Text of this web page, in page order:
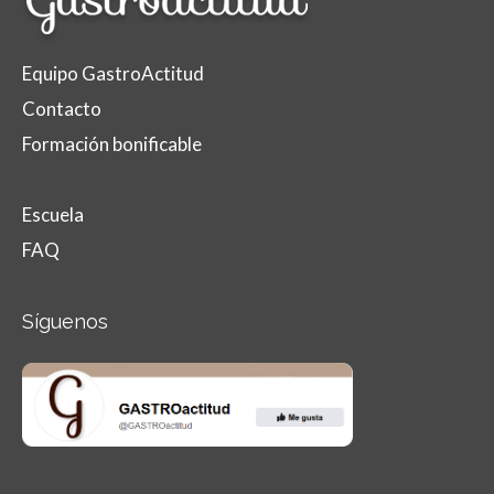
Equipo GastroActitud
Contacto
Formación bonificable
Escuela
FAQ
Síguenos